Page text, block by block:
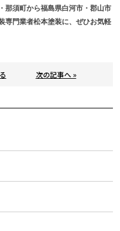
那須町から福島県白河市・郡山市
専門業者松本塗装に、ぜひお気軽
次の記事へ »